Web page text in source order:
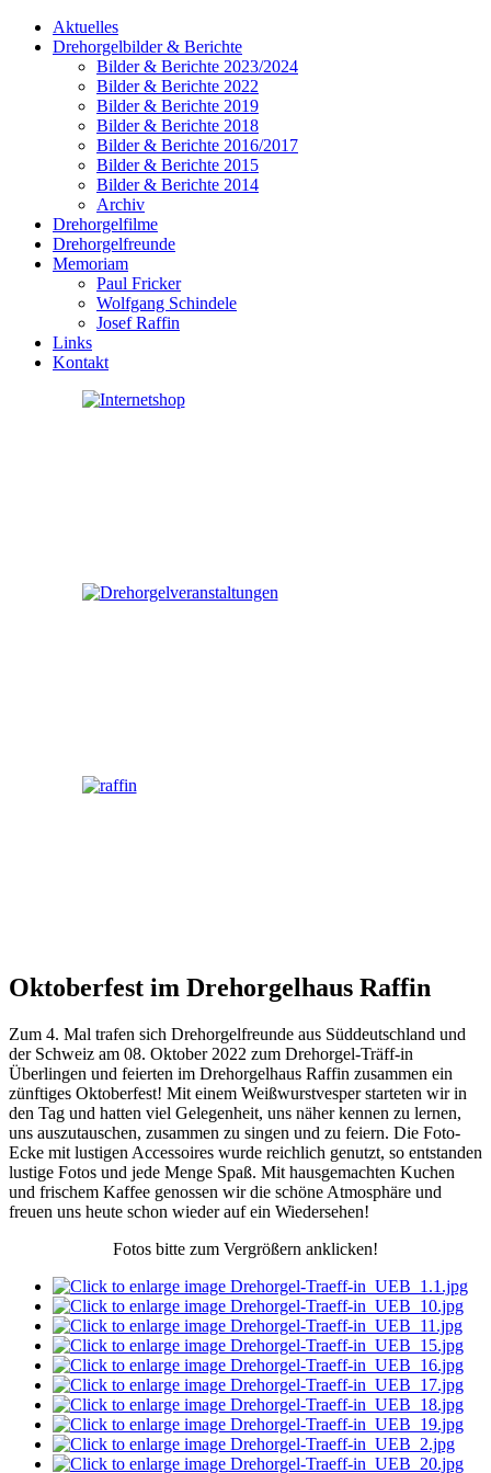
Aktuelles
Drehorgelbilder & Berichte
Bilder & Berichte 2023/2024
Bilder & Berichte 2022
Bilder & Berichte 2019
Bilder & Berichte 2018
Bilder & Berichte 2016/2017
Bilder & Berichte 2015
Bilder & Berichte 2014
Archiv
Drehorgelfilme
Drehorgelfreunde
Memoriam
Paul Fricker
Wolfgang Schindele
Josef Raffin
Links
Kontakt
Oktoberfest im Drehorgelhaus Raffin
Zum 4. Mal trafen sich Drehorgelfreunde aus Süddeutschland und
der Schweiz am 08. Oktober 2022 zum Drehorgel-Träff-in
Überlingen und feierten im Drehorgelhaus Raffin zusammen ein
zünftiges Oktoberfest! Mit einem Weißwurstvesper starteten wir in
den Tag und hatten viel Gelegenheit, uns näher kennen zu lernen,
uns auszutauschen, zusammen zu singen und zu feiern. Die Foto-
Ecke mit lustigen Accessoires wurde reichlich genutzt, so entstanden
lustige Fotos und jede Menge Spaß. Mit hausgemachten Kuchen
und frischem Kaffee genossen wir die schöne Atmosphäre und
freuen uns heute schon wieder auf ein Wiedersehen!
Fotos bitte zum Vergrößern anklicken!